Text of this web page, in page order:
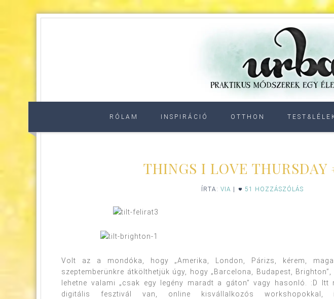
RÓLAM INSPIRÁCIÓ OTTHON
THINGS I LOVE THURSDAY
ÍRTA: VIA 51 HOZZÁSZÓLÁS
Volt az a mondóka, hogy „Amerika, London, Párizs, kérem,
szeptemberünkre átkölthetjük úgy, hogy „Barcelona, Budapest,
lehetne valami „csak egy legény maradt a gáton” vagy hasonló. :D
digitális fesztivál van, online kisvállalkozós workshopokkal,